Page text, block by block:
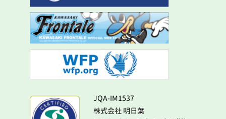
JQA-IM1537
株式会社 明日葉